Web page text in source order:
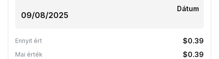
Dátum
Ennyit ért $0.39
Mai érték $0.39